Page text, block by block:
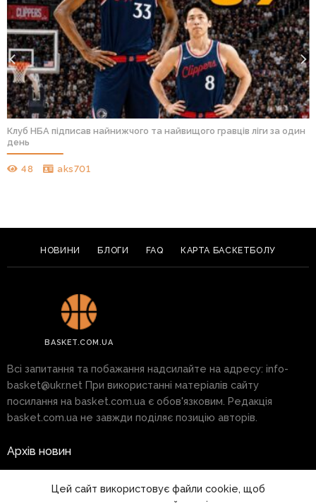
Клуб НБА підписав найнижчого та найвищого гравців ліги за один
день
48 aks701
НОВИНИ БЛОГИ FAQ КАРТА БАСКЕТБОЛУ
BASKET.COM.UA
Всі запитання та побажання надсилайте на адресу: info-
basket@ukr.net При використанні матеріалів сайту
посилання на basket.com.ua є обов'язковим. Редакція
basket.com.ua не завжди поділяє позицію авторів.
Архів новин
Цей сайт використовує файли cookie, щоб